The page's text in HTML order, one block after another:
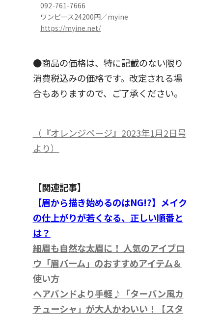
092-761-7666
ワンピース24200円／myine
https://myine.net/
●商品の価格は、特に記載のない限り
消費税込みの価格です。改定される場
合もありますので、ご了承ください。
（『オレンジページ』2023年1月2日号
より）
【関連記事】
【眉から描き始めるのはNG!?】メイク
の仕上がりが若くなる、正しい順番と
は？
細眉も自然な太眉に！ 人気のアイブロ
ウ「眉バーム」のおすすめアイテム＆
使い方
ヘアバンドより手軽♪「ターバン風カ
チューシャ」が大人かわいい！【スタ